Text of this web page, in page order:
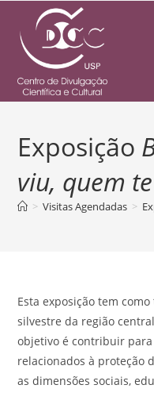
Exposição
viu, quem
> Visitas Agendadas >
Esta exposição tem
silvestre da região
objetivo é contribuir
relacionados à proteção
as dimensões sociais,